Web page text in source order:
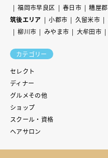
福岡市早良区
春日市 糟屋郡
筑後エリア
小郡市 久留米市
柳川市
みやま市 大牟田市
カテゴリー
セレクト
ディナー
グルメその他
ショップ
スクール・資格
ヘアサロン